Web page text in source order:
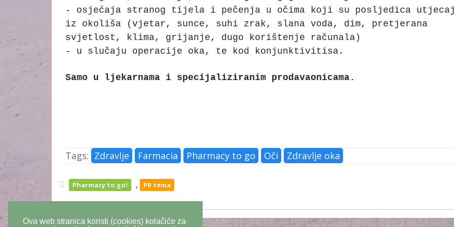
Ova web stranica koristi (cookies) kolačiće za
- osjećaja stranog tijela i pečenja u očima koji su posljedica
iz okoliša (vjetar, sunce, suhi zrak, slana voda, dim, pretjerana
svjetlost, klima, grijanje, dugo korištenje računala)
- u slučaju operacije oka, te kod konjunktivitisa.
Samo u ljekarnama i specijaliziranim prodavaonicama.
Tags: Zdravlje Farmacia Pharmacy to go Oči Zdravlje oka
Pharmacy to go! , PR tema